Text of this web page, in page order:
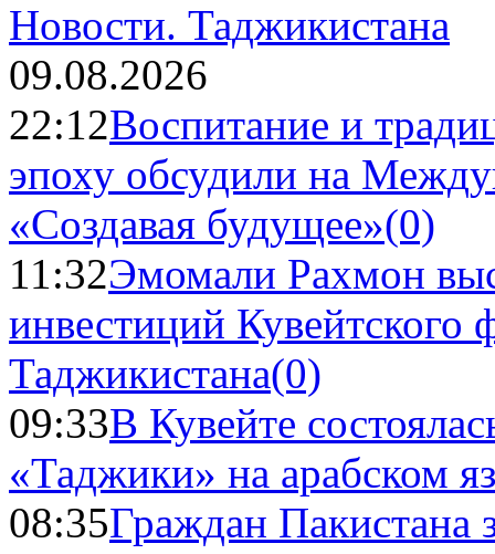
Новости. Таджикистана
09.08.2026
22:12Воспитание и
эпоху обсудили на
«Создавая будущее»(0)
11:32Эмомали Рахмон
инвестиций Кувейтского
Таджикистана(0)
09:33В Кувейте
«Таджики» на арабском
08:35Граждан Пакистана